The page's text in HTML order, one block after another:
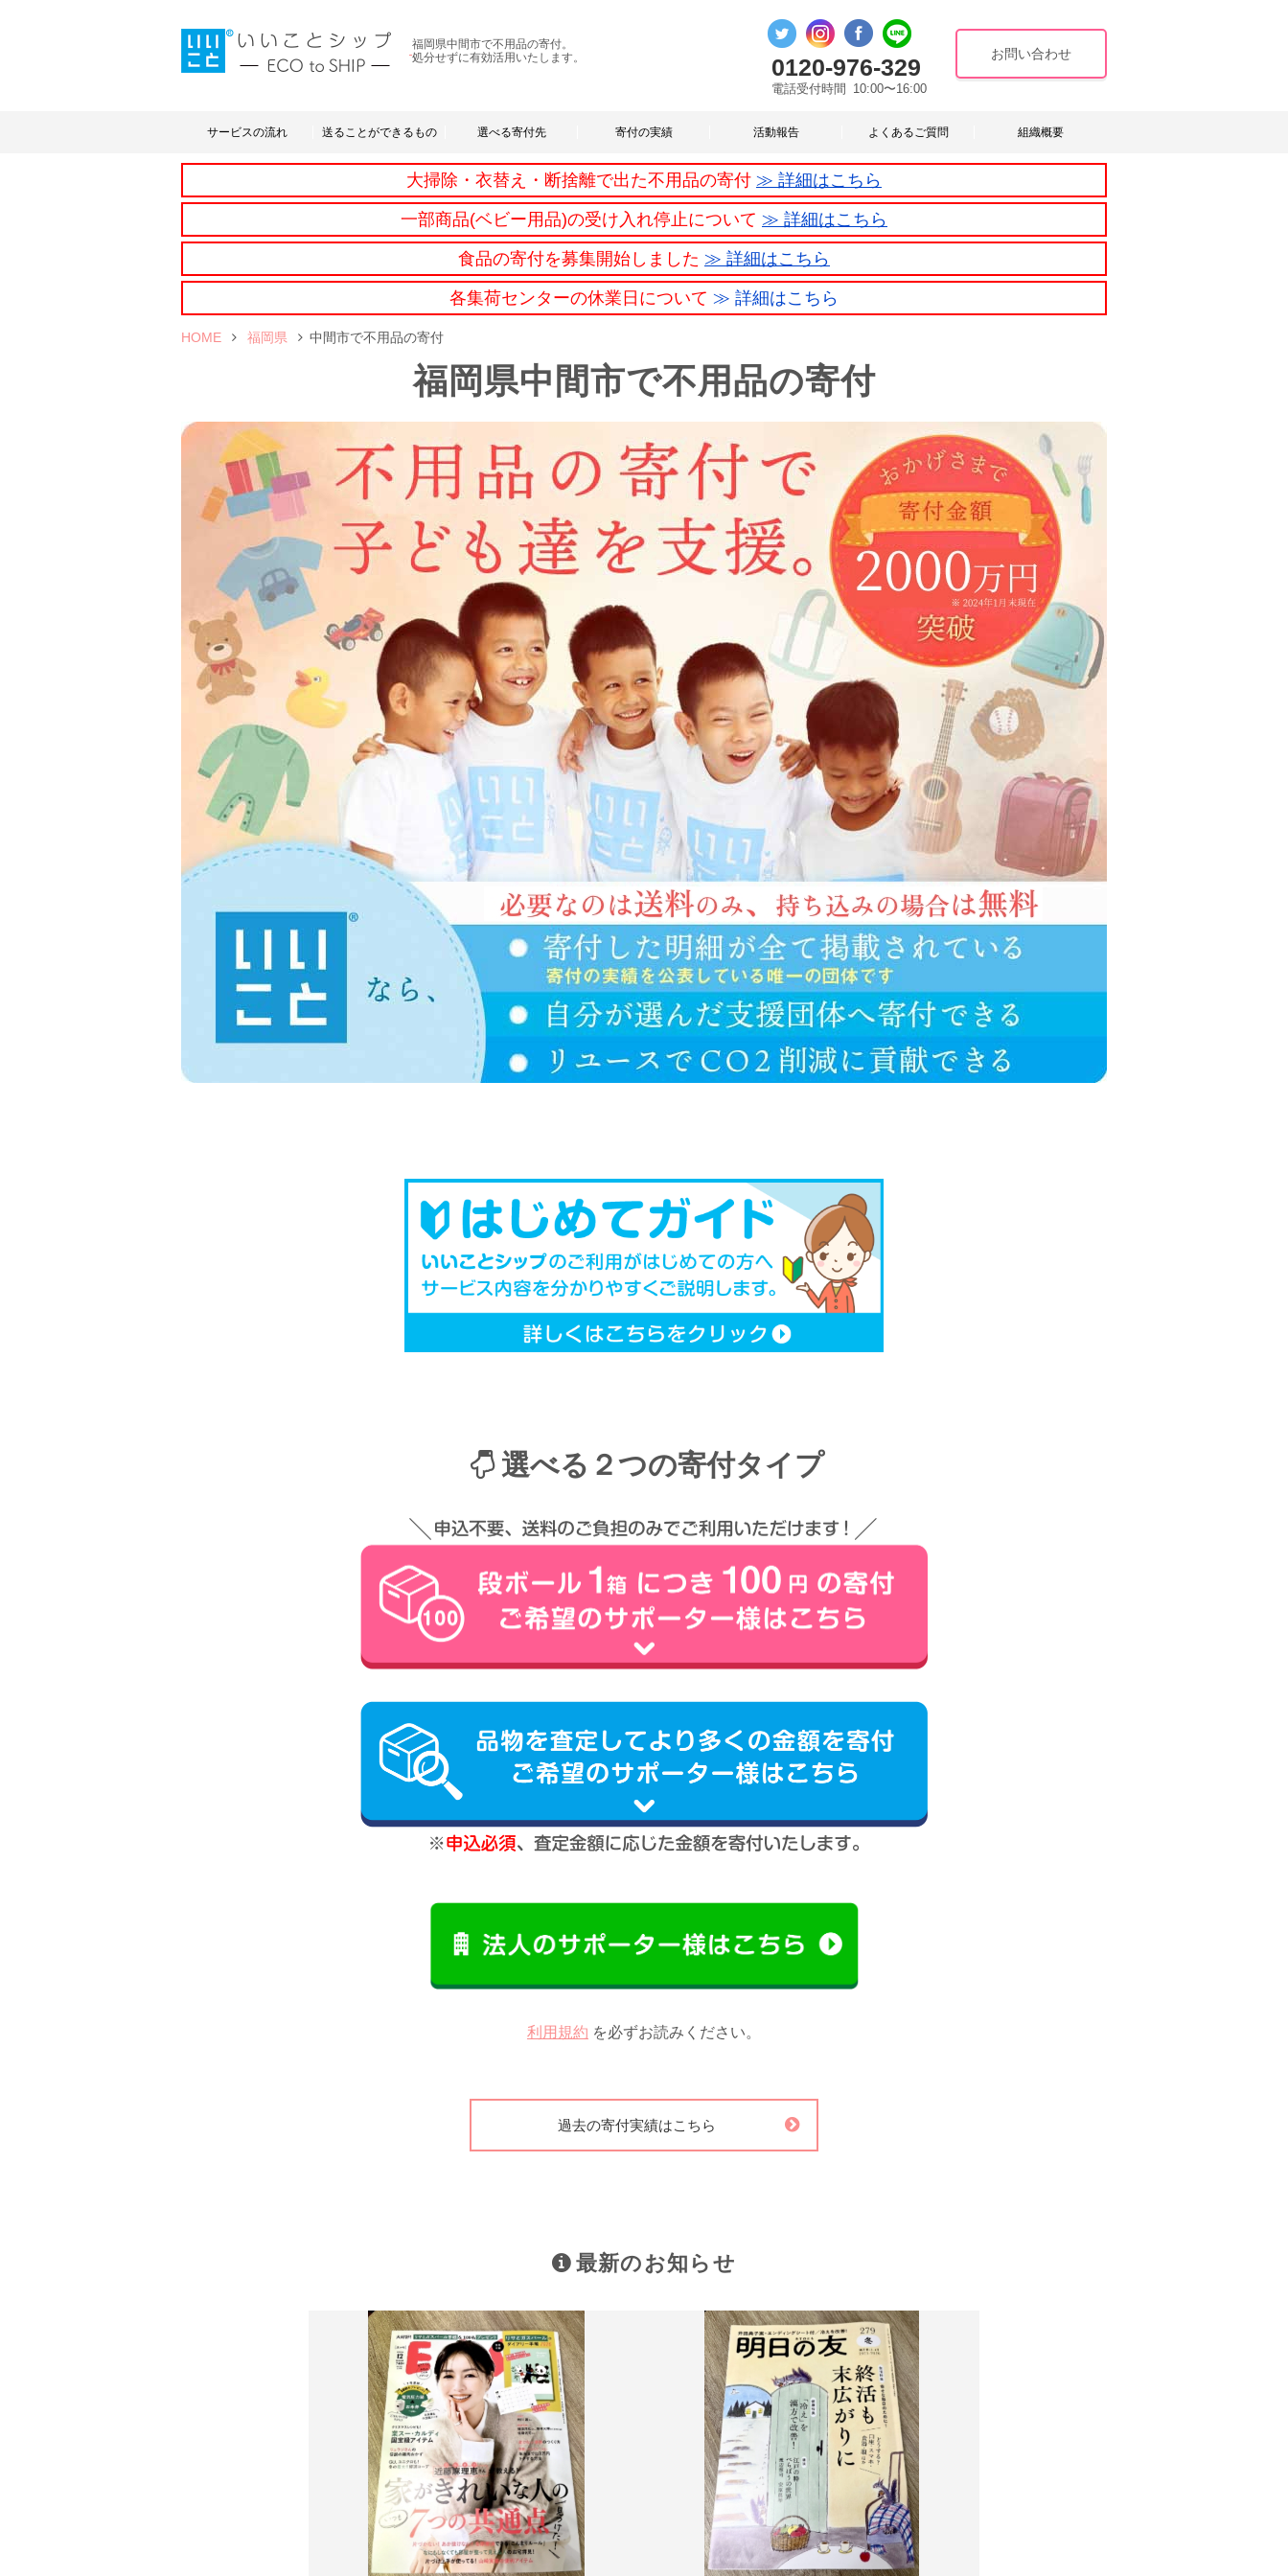
福岡県中間市で不用品の寄付。
処分せずに有効活用いたします。
0120-976-329
電話受付時間 10:00〜16:00
お問い合わせ
サービスの流れ 送ることができるもの 選べる寄付先 寄付の実績 活動報告 よくあるご質問 組織概要
大掃除・衣替え・断捨離で出た不用品の寄付 ≫ 詳細はこちら
一部商品(ベビー用品)の受け入れ停止について ≫ 詳細はこちら
食品の寄付を募集開始しました ≫ 詳細はこちら
各集荷センターの休業日について ≫ 詳細はこちら
HOME 福岡県 中間市で不用品の寄付
福岡県中間市で不用品の寄付
選べる２つの寄付タイプ
利用規約 を必ずお読みください。
過去の寄付実績はこちら
最新のお知らせ